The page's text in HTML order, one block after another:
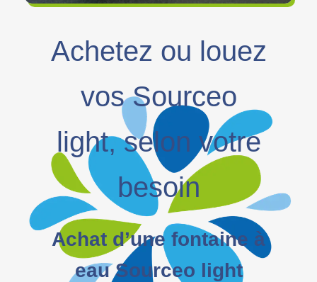
Achetez ou louez
vos Sourceo
light, selon votre
besoin
Achat d’une fontaine à
eau Sourceo light